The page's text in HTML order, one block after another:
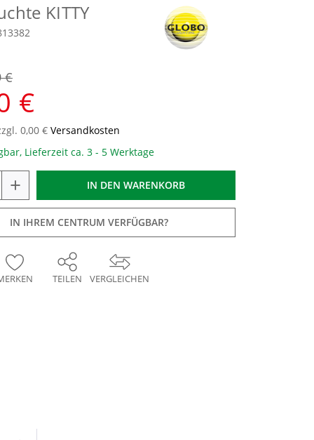
KITTY
€
€
0,00 € Versandkosten
Lieferzeit ca. 3 - 5 Werktage
+ IN DEN WARENKORB
IN IHREM CENTRUM VERFÜGBAR?
VERGLEICHEN
TEILEN